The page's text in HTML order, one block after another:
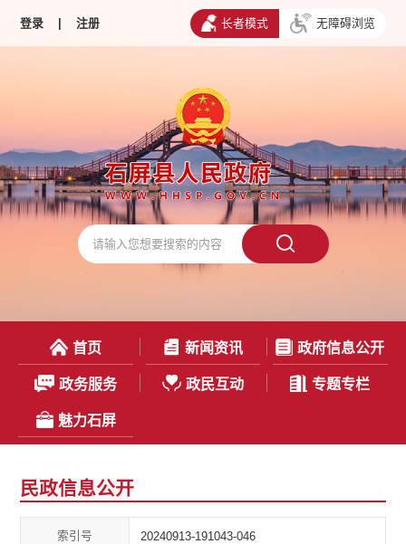
登录 | 注册 长者模式 无障碍浏览
首页 新闻资讯 政府信息公开
政务服务 政民互动 专题专栏
魅力石屏
民政信息公开
索引号 20240913-191043-046